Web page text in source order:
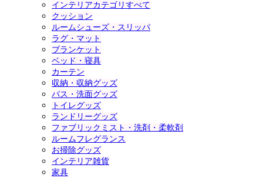
インテリアカテゴリすべて
クッション
ルームシューズ・スリッパ
ラグ・マット
ブランケット
ベッド・寝具
カーテン
収納・収納グッズ
バス・洗面グッズ
トイレグッズ
ランドリーグッズ
ファブリックミスト・洗剤・柔軟剤
ルームフレグランス
お掃除グッズ
インテリア雑貨
家具